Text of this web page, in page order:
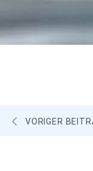
VORIGER